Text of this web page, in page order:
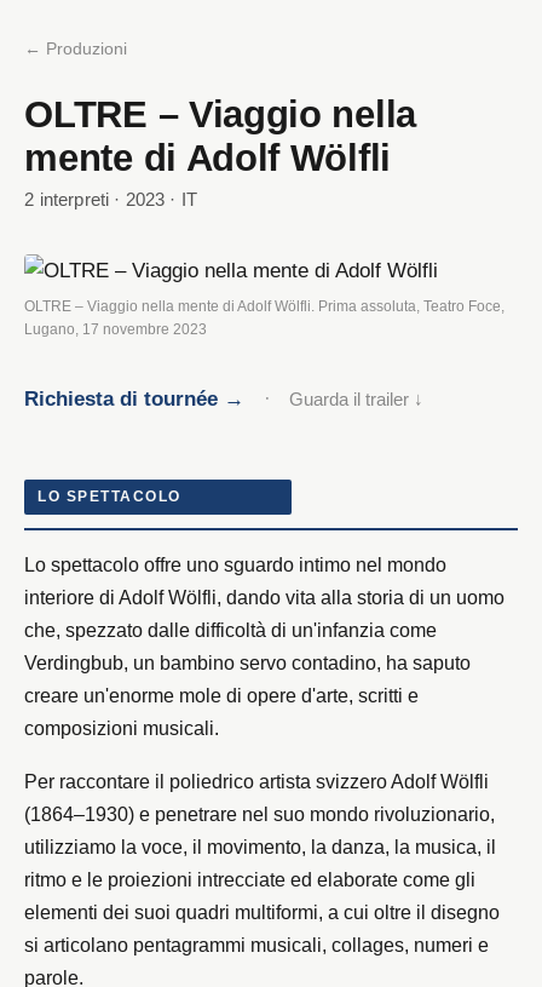
← Produzioni
OLTRE – Viaggio nella
mente di Adolf Wölfli
2 interpreti · 2023 · IT
OLTRE – Viaggio nella mente di Adolf Wölfli. Prima assoluta, Teatro Foce,
Lugano, 17 novembre 2023
Richiesta di tournée → · Guarda il trailer ↓
LO SPETTACOLO
Lo spettacolo offre uno sguardo intimo nel mondo
interiore di Adolf Wölfli, dando vita alla storia di un uomo
che, spezzato dalle difficoltà di un'infanzia come
Verdingbub, un bambino servo contadino, ha saputo
creare un'enorme mole di opere d'arte, scritti e
composizioni musicali.
Per raccontare il poliedrico artista svizzero Adolf Wölfli
(1864–1930) e penetrare nel suo mondo rivoluzionario,
utilizziamo la voce, il movimento, la danza, la musica, il
ritmo e le proiezioni intrecciate ed elaborate come gli
elementi dei suoi quadri multiformi, a cui oltre il disegno
si articolano pentagrammi musicali, collages, numeri e
parole.